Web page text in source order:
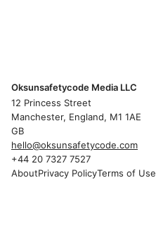
Oksunsafetycode Media LLC
12 Princess Street
Manchester, England, M1 1AE
GB
hello@oksunsafetycode.com
+44 20 7327 7527
AboutPrivacy PolicyTerms of Use